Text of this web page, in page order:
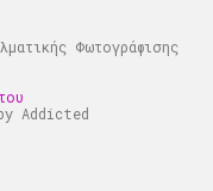
Φωτογράφισης
Addicted